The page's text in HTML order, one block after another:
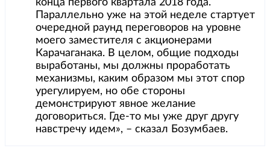
Параллельно уже на этой неделе стартует
очередной раунд переговоров на уровне
моего заместителя с акционерами
Карачаганака. В целом, общие подходы
выработаны, мы должны проработать
механизмы, каким образом мы этот спор
урегулируем, но обе стороны
демонстрируют явное желание
договориться. Где-то мы уже друг другу
навстречу идем», – сказал Бозумбаев.